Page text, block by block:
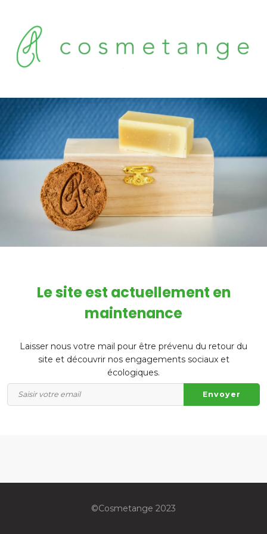
Le site est actuellement en
maintenance
Laisser nous votre mail pour être prévenu du retour du
site et découvrir nos engagements sociaux et
écologiques.
©️Cosmetange 2023